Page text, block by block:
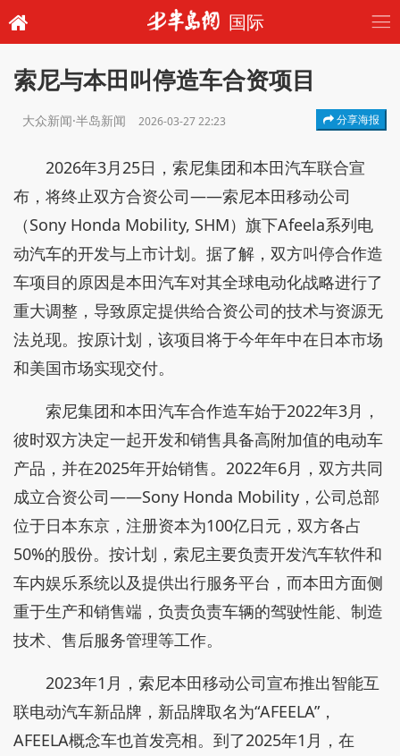
国际
索尼与本田叫停造车合资项目
大众新闻·半岛新闻 2026-03-27 22:23 分享海报
2026年3月25日，索尼集团和本田汽车联合宣
布，将终止双方合资公司——索尼本田移动公司
（Sony Honda Mobility, SHM）旗下Afeela系列电
动汽车的开发与上市计划。据了解，双方叫停合作造
车项目的原因是本田汽车对其全球电动化战略进行了
重大调整，导致原定提供给合资公司的技术与资源无
法兑现。按原计划，该项目将于今年年中在日本市场
和美国市场实现交付。
索尼集团和本田汽车合作造车始于2022年3月，
彼时双方决定一起开发和销售具备高附加值的电动车
产品，并在2025年开始销售。2022年6月，双方共同
成立合资公司——Sony Honda Mobility，公司总部
位于日本东京，注册资本为100亿日元，双方各占
50%的股份。按计划，索尼主要负责开发汽车软件和
车内娱乐系统以及提供出行服务平台，而本田方面侧
重于生产和销售端，负责负责车辆的驾驶性能、制造
技术、售后服务管理等工作。
2023年1月，索尼本田移动公司宣布推出智能互
联电动汽车新品牌，新品牌取名为“AFEELA”，
AFEELA概念车也首发亮相。到了2025年1月，在